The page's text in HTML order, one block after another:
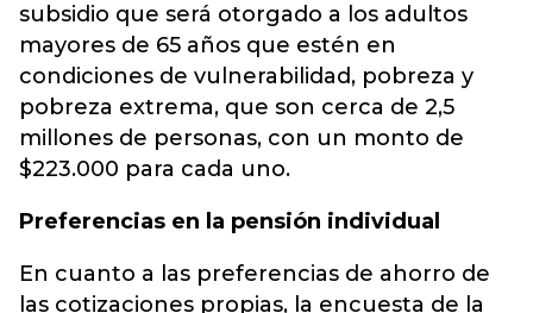
subsidio que será otorgado a los adultos
mayores de 65 años que estén en
condiciones de vulnerabilidad, pobreza y
pobreza extrema, que son cerca de 2,5
millones de personas, con un monto de
$223.000 para cada uno.
Preferencias en la pensión individual
En cuanto a las preferencias de ahorro de
las cotizaciones propias, la encuesta de la